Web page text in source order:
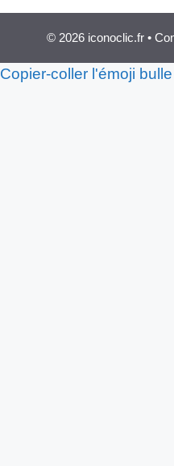
© 2026 iconoclic.fr•
Copier-coller l'émoji